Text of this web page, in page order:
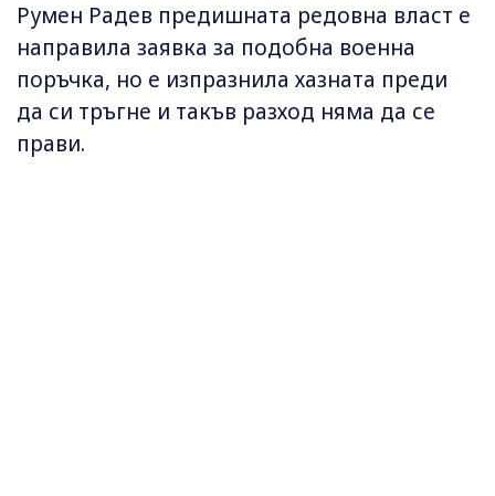
Румен Радев предишната редовна власт е
направила заявка за подобна военна
поръчка, но е изпразнила хазната преди
да си тръгне и такъв разход няма да се
прави.